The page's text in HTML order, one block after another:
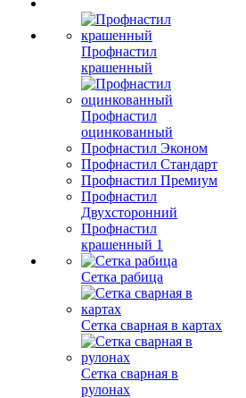
Профнастил
крашенный
Профнастил
оцинкованный
Профнастил Эконом
Профнастил Стандарт
Профнастил Премиум
Профнастил
Двухсторонний
Профнастил
крашенный 1
Сетка рабица
Сетка сварная в картах
Сетка сварная в
рулонах